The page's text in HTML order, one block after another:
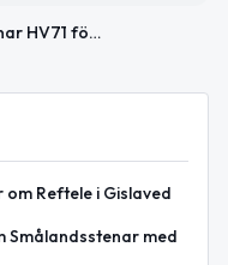
Richard Nylin lämnar HV71 för nytt uppdrag i Vetlanda
Reftele i Gislaved
Smålandsstenar med